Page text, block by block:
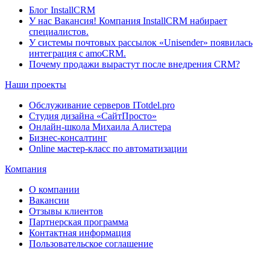
Блог InstallCRM
У нас Вакансия! Компания InstallCRM набирает
специалистов.
У системы почтовых рассылок «Unisender» появилась
интеграция с amoCRM.
Почему продажи вырастут после внедрения CRM?
Наши проекты
Обслуживание серверов ITotdel.pro
Студия дизайна «СайтПросто»
Онлайн-школа Михаила Алистера
Бизнес-консалтинг
Online мастер-класс по автоматизации
Компания
О компании
Вакансии
Отзывы клиентов
Партнерская программа
Контактная информация
Пользовательское соглашение